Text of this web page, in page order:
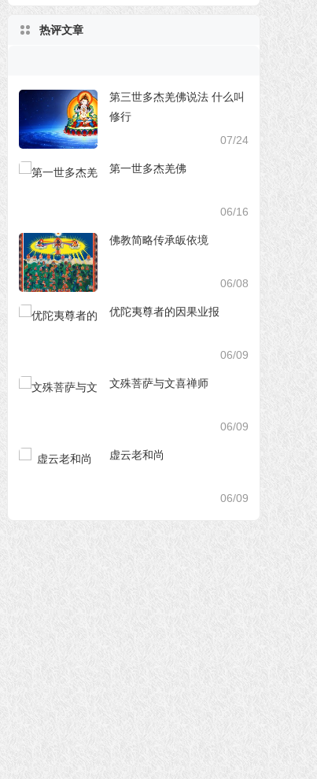
热评文章
第三世多杰羌佛说法 什么叫
修行
07/24
第一世多杰羌佛
06/16
佛教简略传承皈依境
06/08
优陀夷尊者的因果业报
06/09
文殊菩萨与文喜禅师
06/09
虚云老和尚
06/09